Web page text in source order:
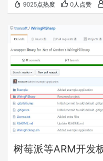
三个板子亲测试能够正常
音放大程序（可选择开启
要完成整个系统的部署，
是要进行程序修改以及…
9025点热度 0人点赞